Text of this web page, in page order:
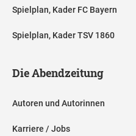
Spielplan, Kader FC Bayern
Spielplan, Kader TSV 1860
Die Abendzeitung
Autoren und Autorinnen
Karriere / Jobs